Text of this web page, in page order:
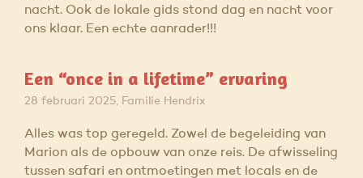
nacht. Ook de lokale gids stond dag en nacht voor
ons klaar. Een echte aanrader!!!
Een “once in a lifetime” ervaring
28 februari 2025, Familie Hendrix
Alles was top geregeld. Zowel de begeleiding van
Marion als de opbouw van onze reis. De afwisseling
tussen safari en ontmoetingen met locals en de